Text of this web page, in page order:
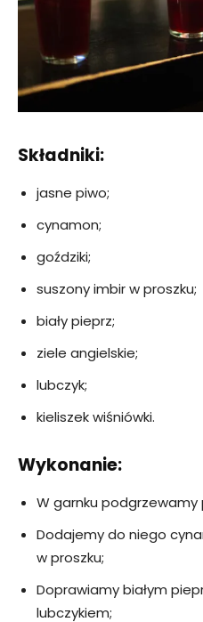
Składniki:
jasne piwo;
cynamon;
goździki;
suszony imbir w proszku;
biały pieprz;
ziele angielskie;
lubczyk;
kieliszek wiśniówki.
Wykonanie:
W garnku podgrzewamy
Dodajemy do niego
w proszku;
Doprawiamy białym
lubczykiem;